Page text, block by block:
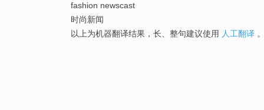
fashion newscast
时尚新闻
以上为机器翻译结果，长、整句建议使用 人工翻译